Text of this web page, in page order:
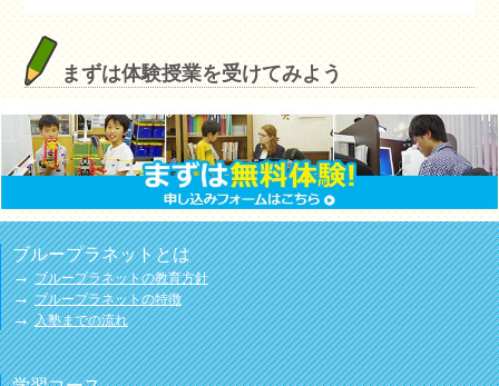
まずは体験授業を受けてみよう
ブループラネットとは
→ブループラネットの教育方針
→ブループラネットの特徴
→入塾までの流れ